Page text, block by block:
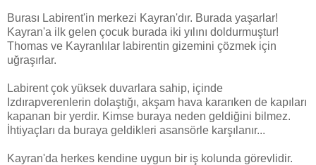
Burası Labirent'in merkezi Kayran'dır. Burada yaşarlar!
Kayran'a ilk gelen çocuk burada iki yılını doldurmuştur!
Thomas ve Kayranlılar labirentin gizemini çözmek için
uğraşırlar.
Labirent çok yüksek duvarlara sahip, içinde
Izdırapverenlerin dolaştığı, akşam hava kararıken de kapıları
kapanan bir yerdir. Kimse buraya neden geldiğini bilmez.
İhtiyaçları da buraya geldikleri asansörle karşılanır...
Kayran'da herkes kendine uygun bir iş kolunda görevlidir.